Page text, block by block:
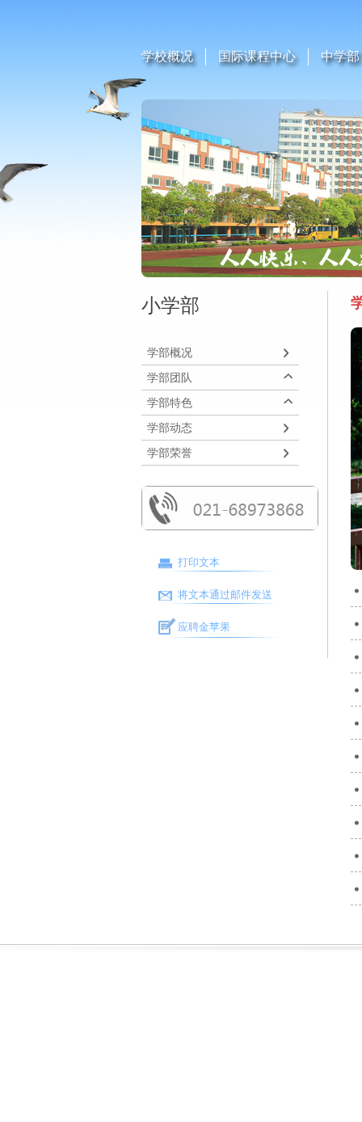
学校概况 国际课程中心 中学部
小学部
学部概况
学部团队
学部特色
学部动态
学部荣誉
打印文本
将文本通过邮件发送
应聘金苹果